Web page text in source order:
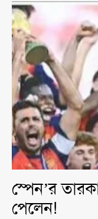
স্পেন’র
পেলেন!